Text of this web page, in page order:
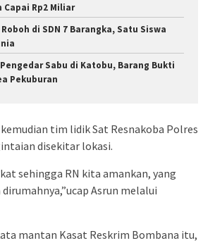
Capai Rp2 Miliar
di SDN 7 Barangka, Satu Siswa
Sabu di Katobu, Barang Bukti
Pekuburan
tim lidik Sat Resnakoba Polres
disekitar lokasi.
sehingga RN kita amankan, yang
Asrun melalui
mantan Kasat Reskrim Bombana itu,